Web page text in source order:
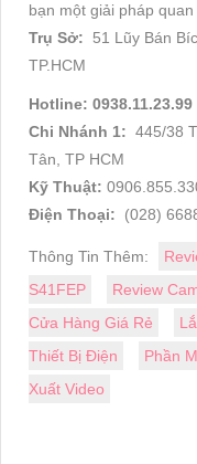
bạn một giải pháp
Trụ Sở:
51 Lũy Bán
TP.HCM
Hotline: 0938.11.23.99
Chi Nhánh 1: 445/38
Tân, TP HCM
Kỹ Thuật:
Điện Thoại:
(028)
Thông Tin Thêm:
S41FEP
Review
Cửa Hàng Giá Rẻ
Thiết Bị Điện
Phần
Xuất Video